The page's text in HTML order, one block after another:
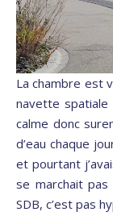
La chambre est
navette spatiale
calme donc
d’eau chaque
et pourtant
se marchait
SDB, c’est pas